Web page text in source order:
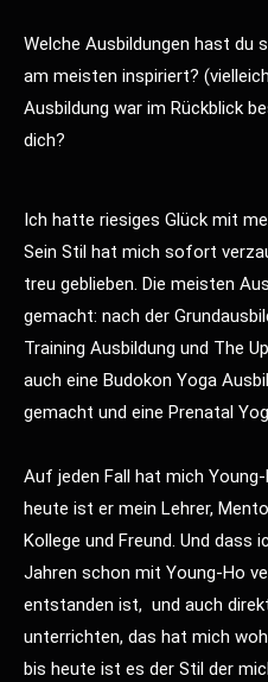
Welche Ausbildungen hast du
am meisten inspiriert?
Ausbildung war im Rückblick
dich?
Ich hatte riesiges Glück mit
Sein Stil hat mich sofort
treu geblieben. Die meisten
gemacht: nach der
Training Ausbildung und The
auch eine Budokon Yoga
gemacht und eine Prenatal
Auf jeden Fall hat mich
heute ist er mein Lehrer,
Kollege und Freund. Und dass
Jahren schon mit Young-Ho
entstanden ist, und auch
unterrichten, das hat mich
bis heute ist es der Stil der